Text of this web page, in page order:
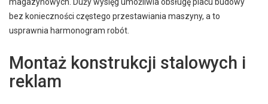
bez konieczności częstego przestawiania maszyny, a to
usprawnia harmonogram robót.
Montaż konstrukcji stalowych i
reklam